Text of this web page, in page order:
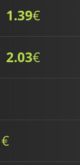
1.39€
2.03€
€